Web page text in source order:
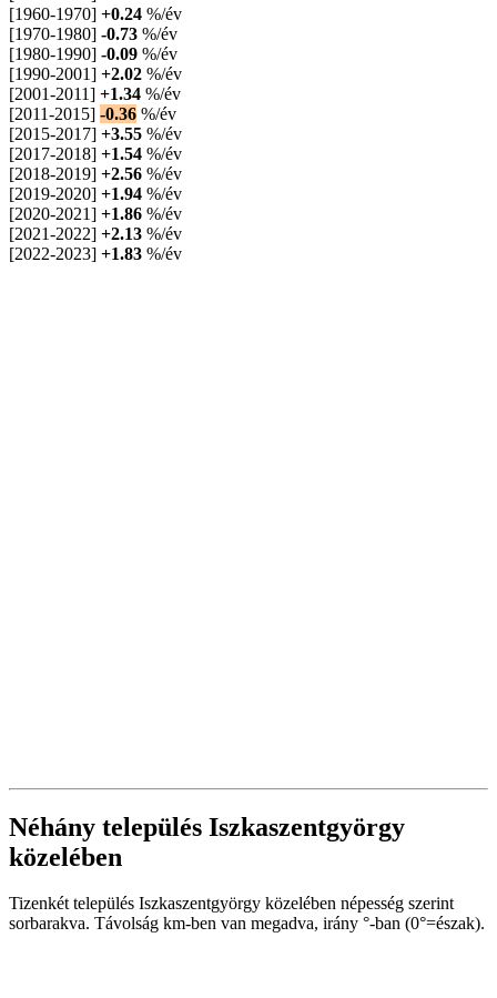
[1960-1970] +0.24 %/év
[1970-1980] -0.73 %/év
[1980-1990] -0.09 %/év
[1990-2001] +2.02 %/év
[2001-2011] +1.34 %/év
[2011-2015] -0.36 %/év
[2015-2017] +3.55 %/év
[2017-2018] +1.54 %/év
[2018-2019] +2.56 %/év
[2019-2020] +1.94 %/év
[2020-2021] +1.86 %/év
[2021-2022] +2.13 %/év
[2022-2023] +1.83 %/év
Néhány település Iszkaszentgyörgy
közelében
Tizenkét település Iszkaszentgyörgy közelében népesség szerint
sorbarakva. Távolság km-ben van megadva, irány °-ban (0°=észak).